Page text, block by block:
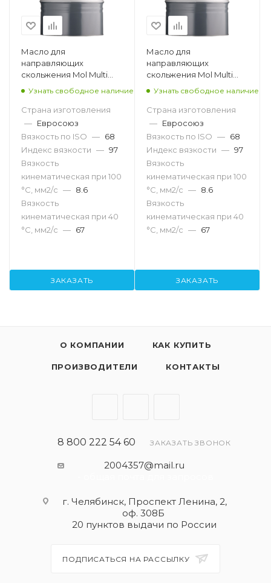
Масло для
направляющих
скольжения Mol Multi
SW 68, 180кг
Узнать свободное наличие
Страна изготовления
— Евросоюз
Вязкость по ISO — 68
Индекс вязкости — 97
Вязкость
кинематическая при 100
°С, мм2/с — 8.6
Вязкость
кинематическая при 40
°С, мм2/с — 67
ЗАКАЗАТЬ
Масло для
направляющих
скольжения Mol Multi
SW 68, 50кг
Узнать свободное наличие
Страна изготовления
— Евросоюз
Вязкость по ISO — 68
Индекс вязкости — 97
Вязкость
кинематическая при 100
°С, мм2/с — 8.6
Вязкость
кинематическая при 40
°С, мм2/с — 67
ЗАКАЗАТЬ
О КОМПАНИИ КАК КУПИТЬ
ПРОИЗВОДИТЕЛИ КОНТАКТЫ
8 800 222 54 60 ЗАКАЗАТЬ ЗВОНОК
2004357@mail.ru
г. Челябинск, Проспект Ленина, 2,
оф. 308Б
20 пунктов выдачи по России
ПОДПИСАТЬСЯ НА РАССЫЛКУ